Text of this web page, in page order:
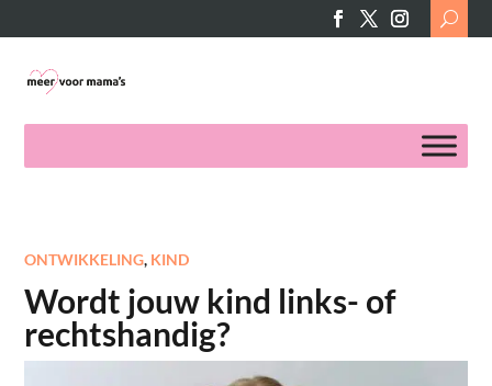
Search
for:
ONTWIKKELING, KIND
Wordt jouw kind links- of
rechtshandig?